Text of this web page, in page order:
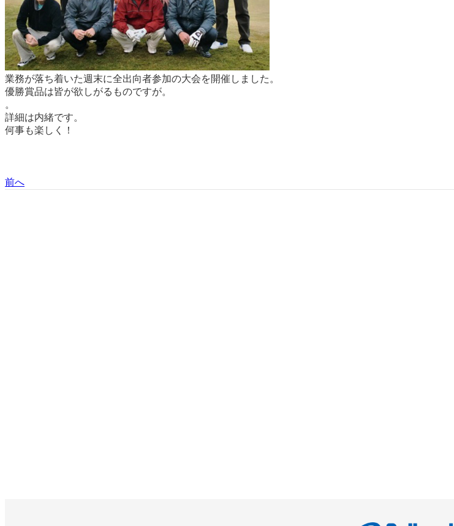
業務が落ち着いた週末に全出向者参加の大会を開催しました。
優勝賞品は皆が欲しがるものですが。
。
詳細は内緒です。
何事も楽しく！
前へ